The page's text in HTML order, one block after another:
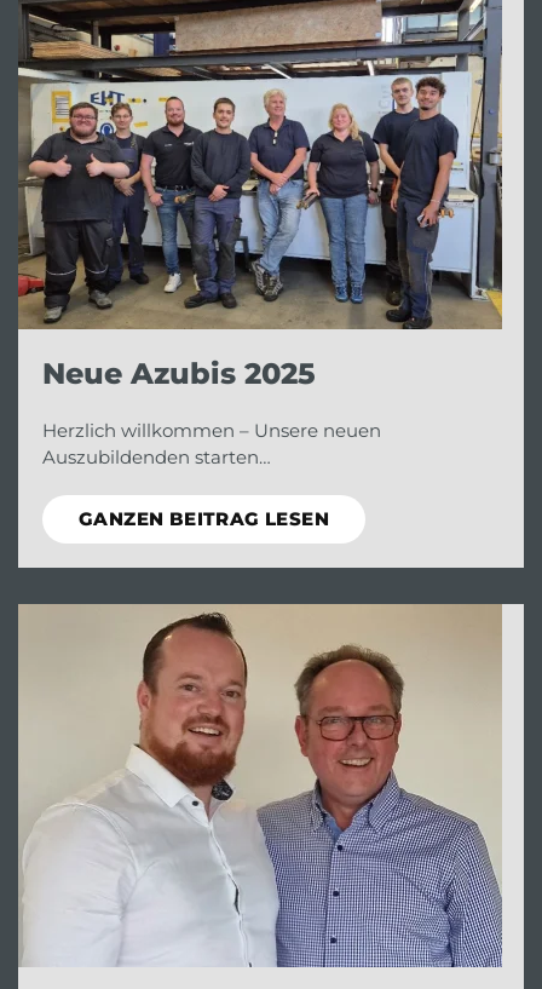
Neue Azubis 2025
Herzlich willkommen – Unsere neuen
Auszubildenden starten…
GANZEN BEITRAG LESEN